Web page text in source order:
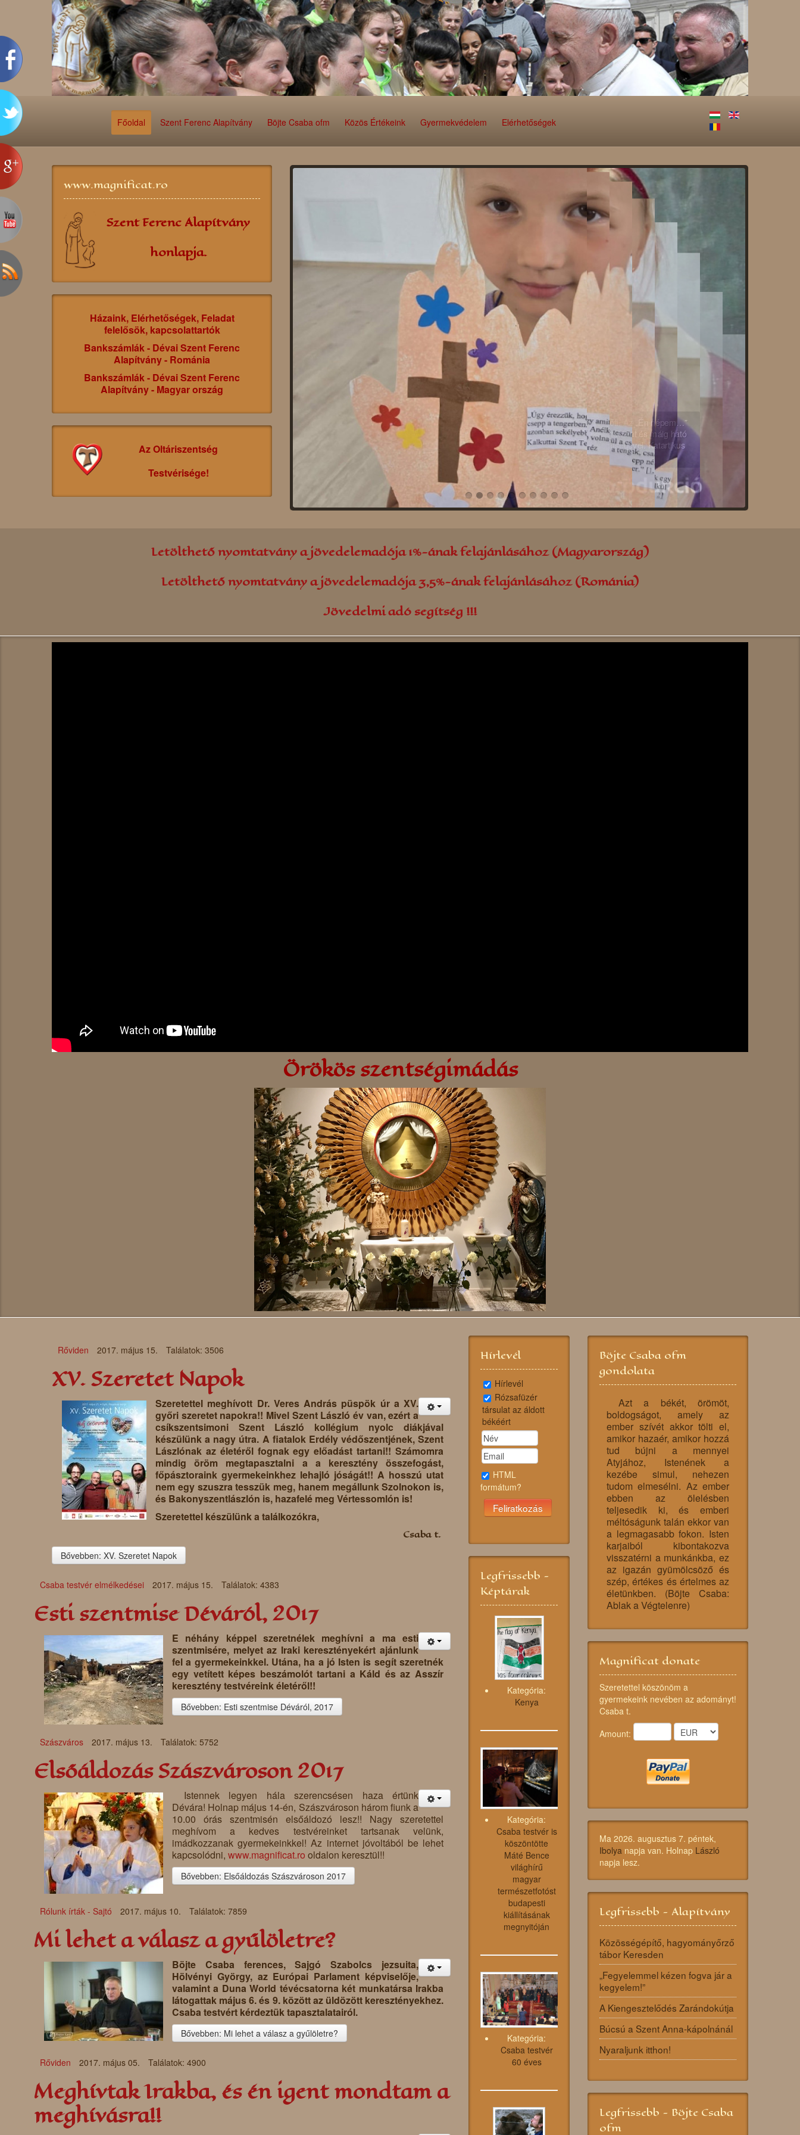
Főoldal Szent Ferenc Alapítvány Böjte Csaba ofm Közös Értékeink Gyermekvédelem Elérhetőségek
www.magnificat.ro
Szent Ferenc Alapítvány
honlapja.
Házaink, Elérhetőségek, Feladat
felelősök, kapcsolattartók
Bankszámlák - Dévai Szent Ferenc
Alapítvány - Románia
Bankszámlák - Dévai Szent Ferenc
Alapítvány - Magyar ország
Az Oltáriszentség
Testvérisége!
Teréz anya szép gondolatával kíván e kedves kislány és én is szép jó napot. Tegyük meg ma is
azt a CSEPPET, mit Isten tőlünk kér! Szeretettel, Csaba t.
Letölthető nyomtatvány a jövedelemadója 1%-ának felajánlásához (Magyarország)
Letölthető nyomtatvány a jövedelemadója 3,5%-ának felajánlásához (Románia)
Jövedelmi adó segítség !!!
Örökös szentségimádás
Rőviden 2017. május 15. Találatok: 3506
XV. Szeretet Napok
Szeretettel meghívott Dr. Veres András püspök úr a XV.
győri szeretet napokra!! Mivel Szent László év van, ezért a
csíkszentsimoni Szent László kollégium nyolc diákjával
készülünk a nagy útra. A fiatalok Erdély védőszentjének, Szent
Lászlónak az életéről fognak egy előadást tartani!! Számomra
mindig öröm megtapasztalni a a keresztény összefogást,
főpásztoraink gyermekeinkhez lehajló jóságát!! A hosszú utat
nem egy szuszra tesszük meg, hanem megállunk Szolnokon is,
és Bakonyszentlászlón is, hazafelé meg Vértessomlón is!
Szeretettel készülünk a találkozókra,
Csaba t.
Bővebben: XV. Szeretet Napok
Csaba testvér elmélkedései 2017. május 15. Találatok: 4383
Esti szentmise Déváról, 2017
E néhány képpel szeretnélek meghívni a ma esti
szentmisére, melyet az Iraki keresztényekért ajánlunk
fel a gyermekeinkkel. Utána, ha a jó Isten is segít szeretnék
egy vetített képes beszámolót tartani a Káld és az Asszír
keresztény testvéreink életéről!!
Bővebben: Esti szentmise Déváról, 2017
Szászváros 2017. május 13. Találatok: 5752
Elsőáldozás Szászvároson 2017
Istennek legyen hála szerencsésen haza értünk
Dévára! Holnap május 14-én, Szászvároson három fiunk a
10.00 órás szentmisén elsőáldozó lesz!! Nagy szeretettel
meghívom a kedves testvéreinket tartsanak velünk,
imádkozzanak gyermekeinkkel! Az internet jóvoltából be lehet
kapcsolódni, www.magnificat.ro oldalon keresztül!!
Bővebben: Elsőáldozás Szászvároson 2017
Rólunk írták - Sajtó 2017. május 10. Találatok: 7859
Mi lehet a válasz a gyűlöletre?
Böjte Csaba ferences, Sajgó Szabolcs jezsuita,
Hölvényi György, az Európai Parlament képviselője,
valamint a Duna World tévécsatorna két munkatársa Irakba
látogattak május 6. és 9. között az üldözött keresztényekhez.
Csaba testvért kérdeztük tapasztalatairól.
Bővebben: Mi lehet a válasz a gyűlöletre?
Rőviden 2017. május 05. Találatok: 4900
Meghívtak Irakba, és én igent mondtam a
meghívásra!!
Hírlevél
Hírlevél
Rózsafüzér
társulat az áldott
békéért
HTML
formátum?
Legfrissebb -
Képtárak
Kategória:
Kenya
Kategória:
Csaba testvér is
köszöntötte
Máté Bence
világhírű
magyar
természetfotóst
budapesti
kiállításának
megnyitóján
Kategória:
Csaba testvér
60 éves
Böjte Csaba ofm
gondolata
Azt a békét, örömöt,
boldogságot, amely az
ember szívét akkor tölti el,
amikor hazaér, amikor hozzá
tud bújni a mennyei
Atyjához, Istenének a
kezébe simul, nehezen
tudom elmesélni. Az ember
ebben az ölelésben
teljesedik ki, és emberi
méltóságunk talán ekkor van
a legmagasabb fokon. Isten
karjaiból kibontakozva
visszatérni a munkánkba, ez
az igazán gyümölcsöző és
szép, értékes és értelmes az
életünkben. (Böjte Csaba:
Ablak a Végtelenre)
Magnificat donate
Szeretettel köszönöm a
gyermekeink nevében az adományt!
Csaba t.
Amount:
Ma 2026. augusztus 7. péntek,
Ibolya napja van. Holnap László
napja lesz.
Legfrissebb - Alapítvány
Közösségépítő, hagyományőrző
tábor Keresden
„Fegyelemmel kézen fogva jár a
kegyelem!”
A Kiengesztelődés Zarándokútja
Búcsú a Szent Anna-kápolnánál
Nyaraljunk itthon!
Legfrissebb - Böjte Csaba
ofm